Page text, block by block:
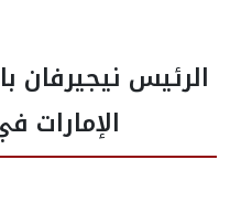
نواب الرئيس
طاقم الرئاسة
الرئيس نيجيرفان
الإمارات